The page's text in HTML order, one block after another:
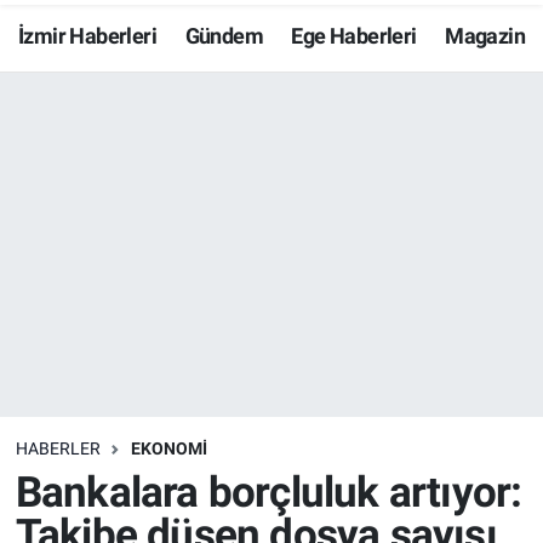
İzmir Haberleri Gündem Ege Haberleri Magazin
HABERLER EKONOMİ
Bankalara borçluluk artıyor:
Resmi İlanlar